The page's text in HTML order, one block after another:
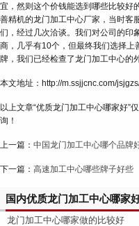
宜，然则这个价钱能选到哪些比较好
善精机的龙门加工中心厂家，当时客
们，经过几次洽谈。我们对公司的印
商，几乎有10个，但最终我们选择
牌，我们已经检查了龙门加工中心的
本文地址：http://m.ssjjcnc.com/
以上文章“优质龙门加工中心哪家好”
询！
上一篇： 中国龙门加工中心哪个品牌
下一篇： 高速加工中心哪些牌子好些
国内优质龙门加工中心哪家
龙门加工中心哪家做的比较好